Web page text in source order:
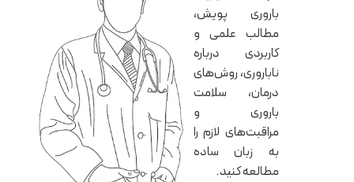
باروری پویش،
مطالب علمی و
کاربردی درباره
ناباروری، روش‌های
درمان، سلامت
باروری و
مراقبت‌های لازم را
به زبان ساده
مطالعه کنید.